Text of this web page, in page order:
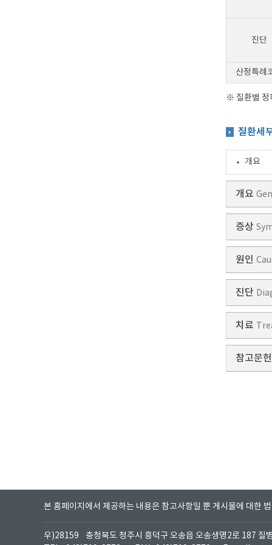
진단
산정특례
※ 질환별 정
질환세
개요
개요
증상
원인
진단
치료
참고문
본 홈페이지에서 제공하는 내용은 참고사항일 뿐 게시물에 대한
우)28159
충청북도 청주시 흥덕구 오송읍 오송생명2로 187 질